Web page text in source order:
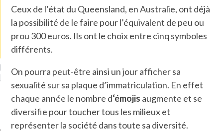
ATTACHÉS À LA
DE L’AMBASSADE
À PARIS. POURQUOI
? POUR QUI ?
UN GRONDIN FOURRÉ AUX
CHAMPIGNONS ET AUX
LARDONS DANS LA HALLE
DE DAX. ET POURQUOI PAS
?
Ceux de l’état du Queensland, en Australie, ont déjà
la possibilité de le faire pour l’équivalent de peu ou
prou 300 euros. Ils ont le choix entre cinq symboles
différents.
On pourra peut-être ainsi un jour afficher sa
sexualité sur sa plaque d’immatriculation. En effet
chaque année le nombre d‘émojis augmente et se
diversifie pour toucher tous les milieux et
représenter la société dans toute sa diversité.